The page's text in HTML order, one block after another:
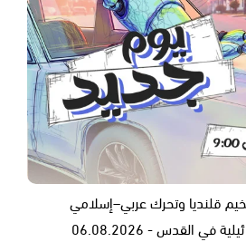
قلنديا وتحرك عربي–إسلامي
في القدس - 06.08.2026